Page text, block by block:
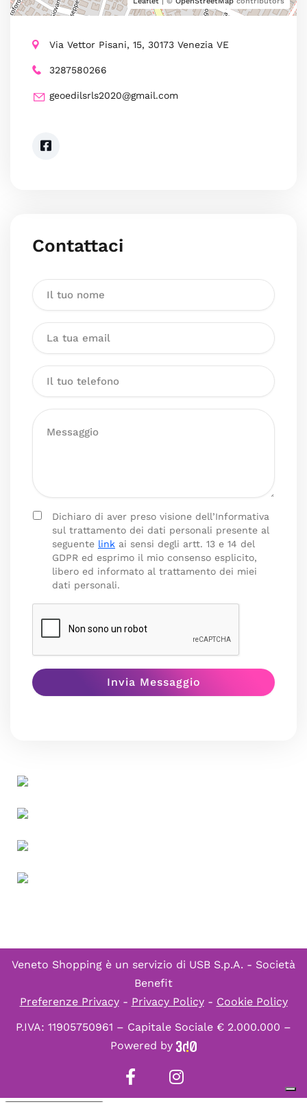
Via Vettor Pisani, 15, 30173 Venezia VE
3287580266
geoedilsrls2020@gmail.com
Contattaci
Dichiaro di aver preso visione dell’Informativa
sul trattamento dei dati personali presente al
seguente link ai sensi degli artt. 13 e 14 del
GDPR ed esprimo il mio consenso esplicito,
libero ed informato al trattamento dei miei
dati personali.
Veneto Shopping è un servizio di USB S.p.A. - Società
Benefit
Preferenze Privacy- Privacy Policy- Cookie Policy
P.IVA: 11905750961 – Capitale Sociale € 2.000.000 –
Powered by